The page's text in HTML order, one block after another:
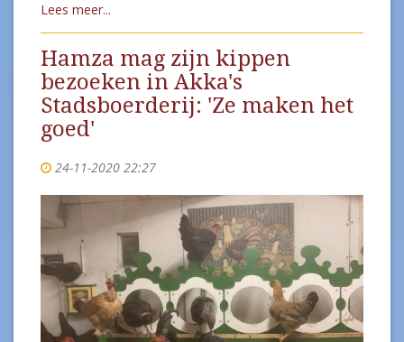
Lees meer...
Hamza mag zijn kippen
bezoeken in Akka's
Stadsboerderij: 'Ze maken het
goed'
24-11-2020 22:27